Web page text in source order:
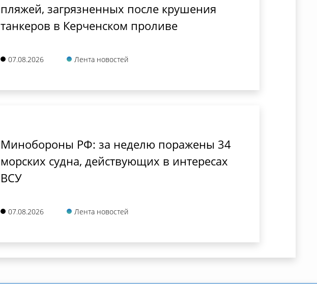
пляжей, загрязненных после крушения
танкеров в Керченском проливе
07.08.2026 Лента новостей
Минобороны РФ: за неделю поражены 34
морских судна, действующих в интересах
ВСУ
07.08.2026 Лента новостей